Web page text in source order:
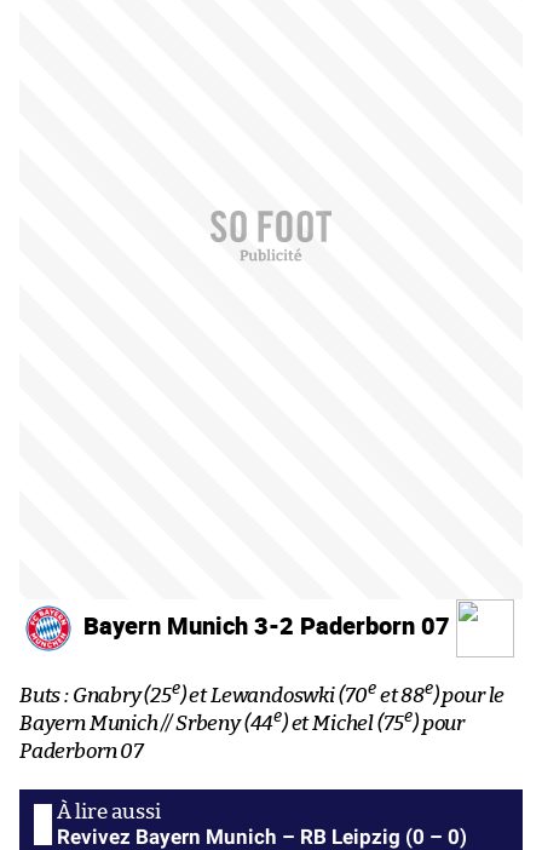
Bayern Munich 3-2 Paderborn 07
Buts : Gnabry (25e) et Lewandoswki (70e et 88e) pour le
Bayern Munich // Srbeny (44e) et Michel (75e) pour
Paderborn 07
Revivez Bayern Munich – RB Leipzig (0 – 0)